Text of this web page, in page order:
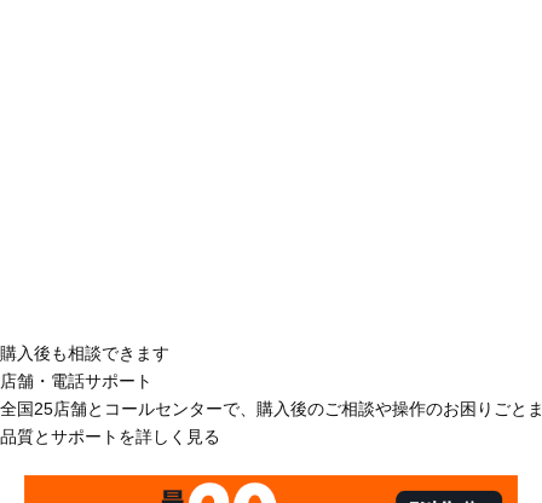
購入後も相談できます
店舗・電話サポート
全国25店舗とコールセンターで、購入後のご相談や操作のお困りごと
品質とサポートを詳しく見る